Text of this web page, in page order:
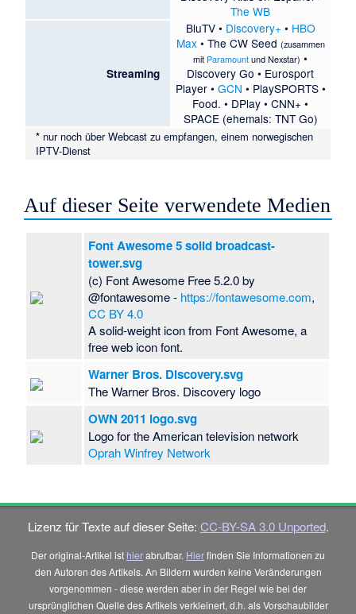
The WB
Streaming
BluTV• Discovery+ • HBO
Max• The CW Seed (zusammen
mit ParamountundNexstar) •
Discovery Go • Eurosport
Player• GCN • PlaySPORTS•
Food. • DPlay •CNN+ •
SPACE(ehemals: TNT Go)
* nur noch über Webcast zu empfangen, einem norwegischen
IPTV-Dienst
Auf dieser Seite verwendete Medien
Font Awesome 5 solid broadcast-
tower.svg
(c) Font Awesome Free 5.2.0 by
@fontawesome - https://fontawesome.com,
CC BY 4.0
A solid-weight icon from Font Awesome, a
free web icon font.
Warner Bros. Discovery.svg
The Warner Bros. Discovery logo
OWN 2011 logo.svg
Logo for the American television network
Oprah Winfrey Network
Lizenz für Texte auf dieser Seite: CC-BY-SA 3.0 Unported.
Der original-Artikel ist hierabrufbar. Hierfinden Sie Informationen zu
den Autoren des Artikels. An Bildern wurden keine Veränderungen
vorgenommen - diese werden aber in der Regel wie bei der
ursprünglichen Quelle des Artikels verkleinert, d.h. als Vorschaubilder